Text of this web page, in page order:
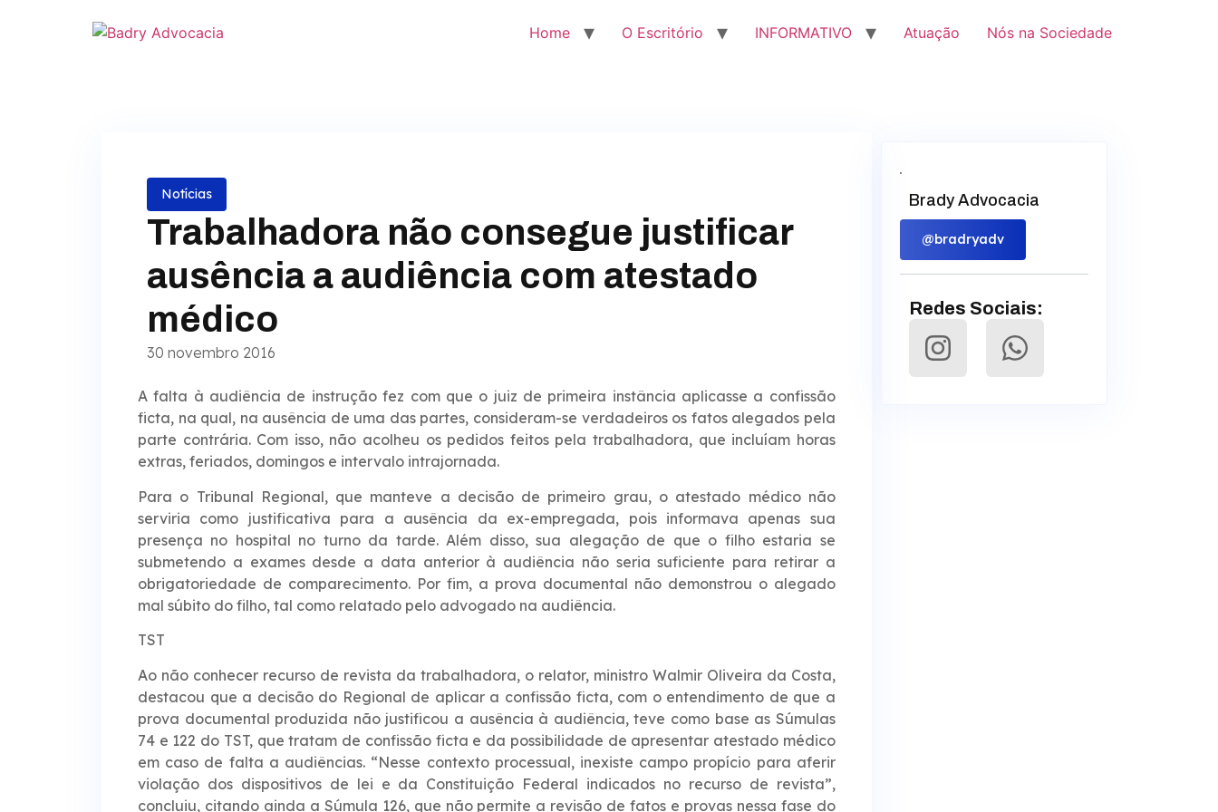
Home O Escritório INFORMATIVO Atuação Nós na Sociedade
Notícias
Trabalhadora não consegue justificar
ausência a audiência com atestado
médico
30 novembro 2016
A falta à audiência de instrução fez com que o juiz de primeira instância aplicasse a confissão
ficta, na qual, na ausência de uma das partes, consideram-se verdadeiros os fatos alegados pela
parte contrária. Com isso, não acolheu os pedidos feitos pela trabalhadora, que incluíam horas
extras, feriados, domingos e intervalo intrajornada.
Para o Tribunal Regional, que manteve a decisão de primeiro grau, o atestado médico não
serviria como justificativa para a ausência da ex-empregada, pois informava apenas sua
presença no hospital no turno da tarde. Além disso, sua alegação de que o filho estaria se
submetendo a exames desde a data anterior à audiência não seria suficiente para retirar a
obrigatoriedade de comparecimento. Por fim, a prova documental não demonstrou o alegado
mal súbito do filho, tal como relatado pelo advogado na audiência.
TST
Ao não conhecer recurso de revista da trabalhadora, o relator, ministro Walmir Oliveira da Costa,
destacou que a decisão do Regional de aplicar a confissão ficta, com o entendimento de que a
prova documental produzida não justificou a ausência à audiência, teve como base as Súmulas
74 e 122 do TST, que tratam de confissão ficta e da possibilidade de apresentar atestado médico
em caso de falta a audiências. “Nesse contexto processual, inexiste campo propício para aferir
violação dos dispositivos de lei e da Constituição Federal indicados no recurso de revista”,
concluiu, citando ainda a Súmula 126, que não permite a revisão de fatos e provas nessa fase do
Brady Advocacia
@bradryadv
Redes Sociais: